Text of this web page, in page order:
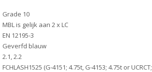
Grade 10
MBL is gelijk aan 2 x LC
EN 12195-3
Geverfd blauw
2.1, 2.2
FCHLASH1525 (G-4151; 4.75t, G-4153; 4.75t or UCRCT;